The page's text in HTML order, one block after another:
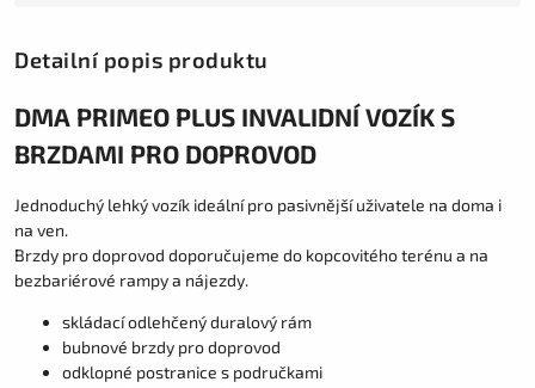
Detailní popis produktu
DMA PRIMEO PLUS INVALIDNÍ VOZÍK S
BRZDAMI PRO DOPROVOD
Jednoduchý lehký vozík ideální pro pasivnější uživatele na doma i
na ven.
Brzdy pro doprovod doporučujeme do kopcovitého terénu a na
bezbariérové rampy a nájezdy.
skládací odlehčený duralový rám
bubnové brzdy pro doprovod
odklopné postranice s područkami